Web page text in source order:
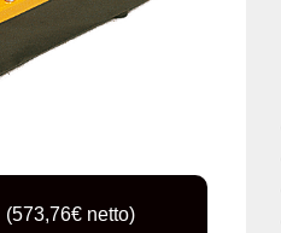
(573,76€ netto)